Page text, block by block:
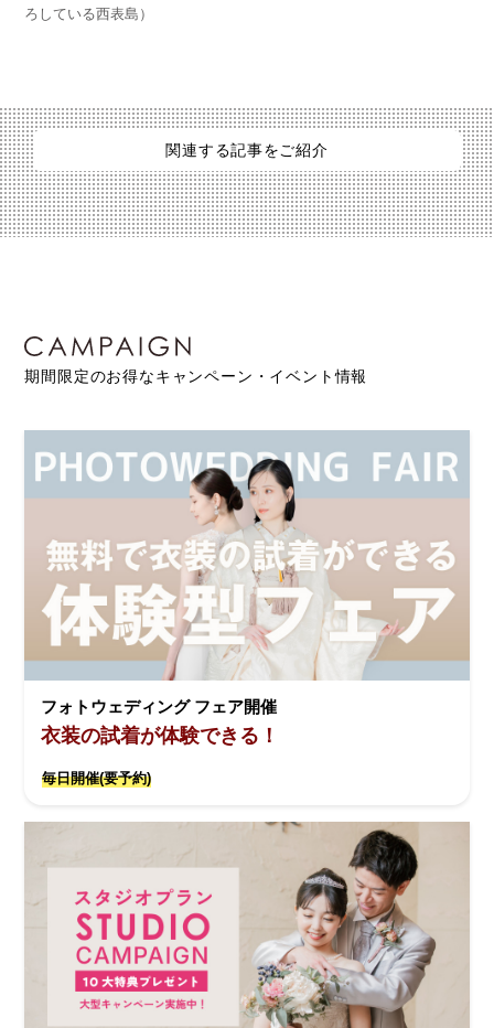
ろしている西表島）
関連する記事をご紹介
期間限定のお得なキャンペーン・イベント情報
フォトウェディング フェア開催
衣装の試着が体験できる！
毎日開催(要予約)